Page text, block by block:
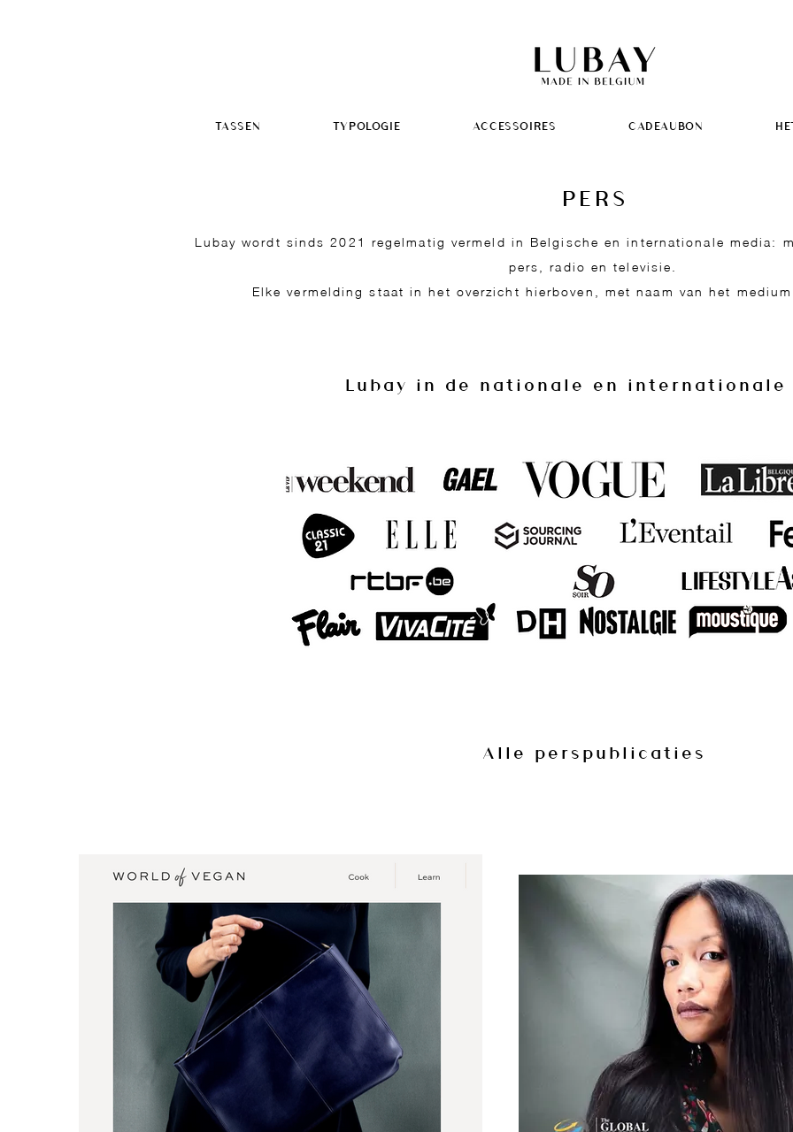
TASSEN TYPOLOGIE ACCESSOIRES CADEAUBON
PERS
Lubay wordt sinds 2021 regelmatig vermeld in Belgische en internationale media:
pers, radio en televisie.
Elke vermelding staat in het overzicht hierboven, met naam van het
Lubay in de nationale en internationale
Alle perspublicaties